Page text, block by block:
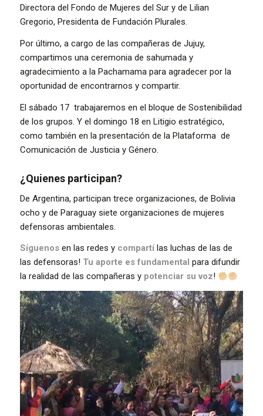
Directora del Fondo de Mujeres del Sur y de Lilian
Gregorio, Presidenta de Fundación Plurales.
Por último, a cargo de las compañeras de Jujuy,
compartimos una ceremonia de sahumada y
agradecimiento a la Pachamama para agradecer por la
oportunidad de encontrarnos y compartir.
El sábado 17 trabajaremos en el bloque de Sostenibilidad
de los grupos. Y el domingo 18 en Litigio estratégico,
como también en la presentación de la Plataforma de
Comunicación de Justicia y Género.
¿Quienes participan?
De Argentina, participan trece organizaciones, de Bolivia
ocho y de Paraguay siete organizaciones de mujeres
defensoras ambientales.
Síguenosen las redes y compartílas luchas de las de
las defensoras! Tu aporte es fundamental para difundir
la realidad de las compañeras y potenciar su voz!